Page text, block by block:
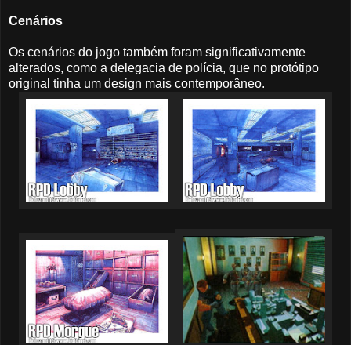
Cenários
Os cenários do jogo também foram significativamente
alterados, como a delegacia de polícia, que no protótipo
original tinha um design mais contemporâneo.